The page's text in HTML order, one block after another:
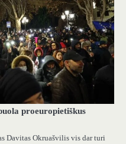
proeuropietiškus
Davitas Okruašvilis vis dar turi